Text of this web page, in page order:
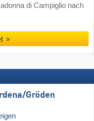
di Campiglio nach
​Gröden